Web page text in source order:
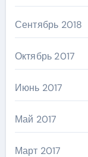
Сентябрь 2018
Октябрь 2017
Июнь 2017
Май 2017
Март 2017